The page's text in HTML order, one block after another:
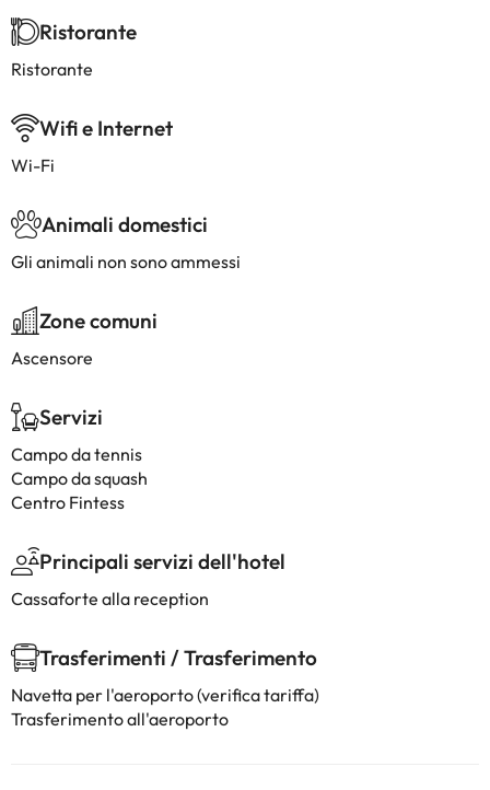
Ristorante
Ristorante
Wifi e Internet
Wi-Fi
Animali domestici
Gli animali non sono ammessi
Zone comuni
Ascensore
Servizi
Campo da tennis
Campo da squash
Centro Fintess
Principali servizi dell'hotel
Cassaforte alla reception
Trasferimenti / Trasferimento
Navetta per l'aeroporto (verifica tariffa)
Trasferimento all'aeroporto